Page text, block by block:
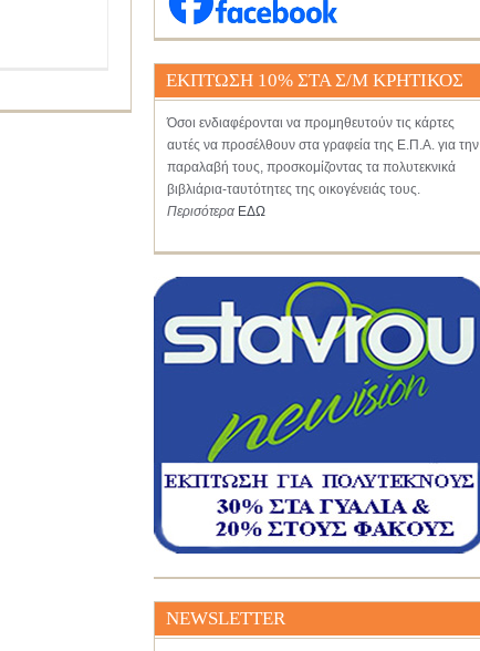
ΕΚΠΤΩΣΗ 10% ΣΤΑ Σ/Μ ΚΡΗΤΙΚΟΣ
Όσοι ενδιαφέρονται να προμηθευτούν τις κάρτες
αυτές να προσέλθουν στα γραφεία της Ε.Π.Α. για την
παραλαβή τους, προσκομίζοντας τα πολυτεκνικά
βιβλιάρια-ταυτότητες της οικογένειάς τους.
Περισότερα ΕΔΩ
NEWSLETTER